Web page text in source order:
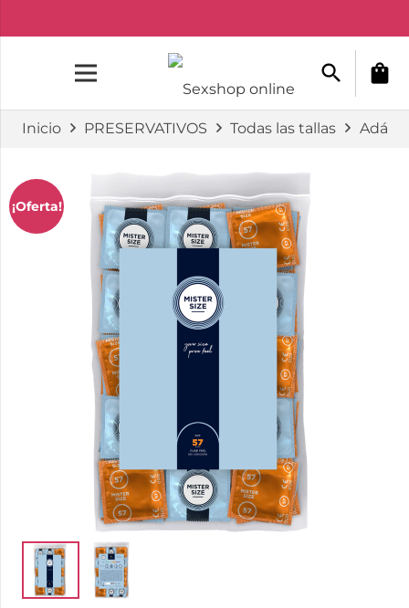
search shopping_bag
Inicio PRESERVATIVOS Todas las tallas
¡Oferta!